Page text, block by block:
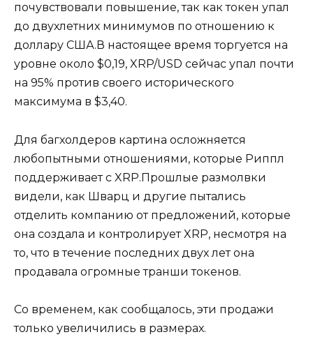
почувствовали повышение, так как токен упал
до двухлетних минимумов по отношению к
доллару США.В настоящее время торгуется на
уровне около $0,19, XRP/USD сейчас упал почти
на 95% против своего исторического
максимума в $3,40.
Для багхолдеров картина осложняется
любопытными отношениями, которые Риппл
поддерживает с XRP.Прошлые размолвки
видели, как Шварц и другие пытались
отделить компанию от предложений, которые
она создала и контролирует XRP, несмотря на
то, что в течение последних двух лет она
продавала огромные транши токенов.
Со временем, как сообщалось, эти продажи
только увеличились в размерах.